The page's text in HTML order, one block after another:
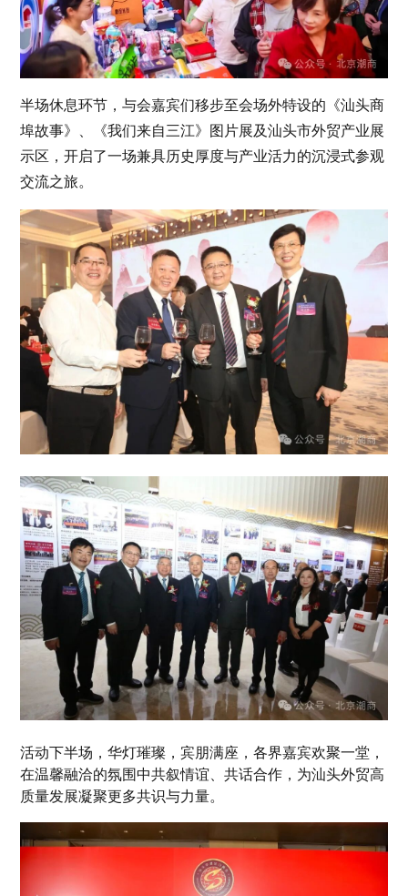
半场休息环节，与会嘉宾们移步至会场外特设的《汕头商
埠故事》、《我们来自三江》图片展及汕头市外贸产业展
示区，开启了一场兼具历史厚度与产业活力的沉浸式参观
交流之旅。
活动下半场，华灯璀璨，宾朋满座，各界嘉宾欢聚一堂，
在温馨融洽的氛围中共叙情谊、共话合作，为汕头外贸高
质量发展凝聚更多共识与力量。